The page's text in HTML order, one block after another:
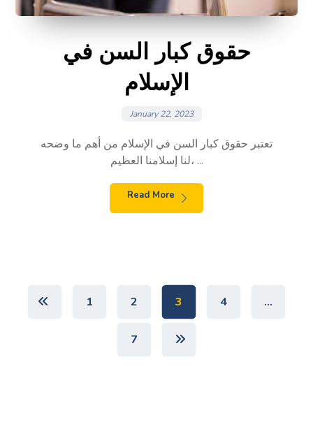
حقوق كبار السن في
الإسلام
January 22, 2023
تعتبر حقوق كبار السن في الإسلام من أهم ما وضحه
لنا إسلامنا العظيم، ...
Read More
1 2 3 4 …
7